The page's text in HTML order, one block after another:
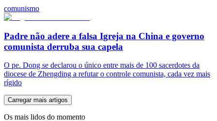
comunismo
Padre não adere a falsa Igreja na China e governo
comunista derruba sua capela
O pe. Dong se declarou o único entre mais de 100 sacerdotes da
diocese de Zhengding a refutar o controle comunista, cada vez mais
rígido
Carregar mais artigos
Os mais lidos do momento